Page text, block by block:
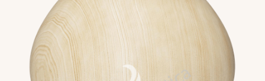
Характеристики
древесины